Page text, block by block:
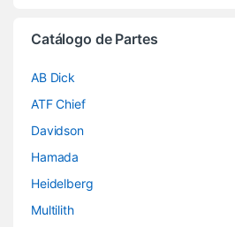
Catálogo de Partes
AB Dick
ATF Chief
Davidson
Hamada
Heidelberg
Multilith